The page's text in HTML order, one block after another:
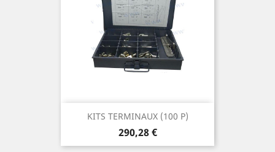
KITS TERMINAUX (100 P)
Prix
290,28 €